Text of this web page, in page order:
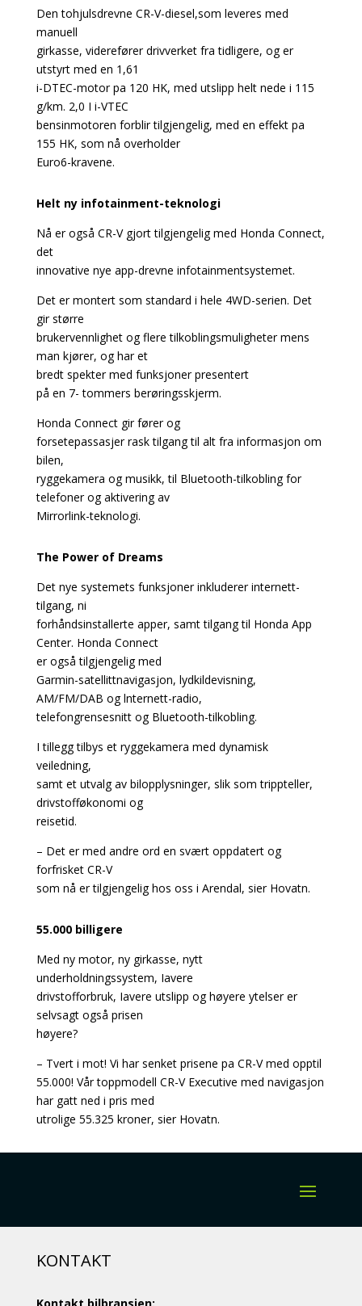
Den tohjulsdrevne CR-V-diesel,som leveres med
manuell
girkasse, viderefører drivverket fra tidligere, og er
utstyrt med en 1,61
i-DTEC-motor pa 120 HK, med utslipp helt nede i 115
g/km. 2,0 I i-VTEC­
bensinmotoren forblir tilgjengelig, med en effekt pa
155 HK, som nå overholder
Euro6-kravene.
Helt ny infotainment-teknologi
Nå er også CR-V gjort tilgjengelig med Honda Connect,
det
innovative nye app-drevne infotainment­systemet.
Det er montert som standard i hele 4WD-serien. Det
gir større
brukervennlighet og flere tilkoblingsmuligheter mens
man kjører, og har et
bredt spekter med funksjoner presentert
på en 7- tommers berøringsskjerm.
Honda Connect gir fører og
forsetepassasjer rask tilgang til alt fra informasjon om
bilen,
ryggekamera og musikk, til Bluetooth-tilkobling for
telefoner og aktivering av
Mirrorlink-teknologi.
The Power of Dreams
Det nye systemets funksjoner inkluderer internett-
tilgang, ni
forhåndsinstallerte apper, samt tilgang til Honda App
Center. Honda Connect
er også tilgjengelig med
Garmin-satellittnavigasjon, lydkildevisning,
AM/FM/DAB­ og lnternett-radio,
telefongrensesnitt og Bluetooth-tilkobling.
I tillegg tilbys et ryggekamera med dynamisk
veiledning,
samt et utvalg av bilopplysninger, slik som trippteller,
drivstofføkonomi og
reisetid.
– Det er med andre ord en svært oppdatert og
forfrisket CR-V
som nå er tilgjengelig hos oss i Arendal, sier Hovatn.
55.000 billigere
Med ny motor, ny girkasse, nytt
underholdningssystem, Iavere
drivstofforbruk, Iavere utslipp og høyere ytelser er
selvsagt også prisen
høyere?
– Tvert i mot! Vi har senket prisene pa CR-V med opptil
55.000! Vår toppmodell CR-V Executive med navigasjon
har gatt ned i pris med
utrolige 55.325 kroner, sier Hovatn.
KONTAKT